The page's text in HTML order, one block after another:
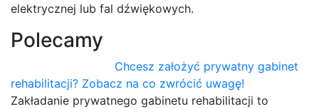
elektrycznej lub fal dźwiękowych.
Polecamy
Chcesz założyć prywatny gabinet
rehabilitacji? Zobacz na co zwrócić uwagę!
Zakładanie prywatnego gabinetu rehabilitacji to